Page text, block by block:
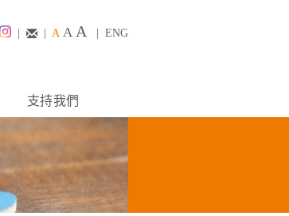
| | A A A ENG
支持我們